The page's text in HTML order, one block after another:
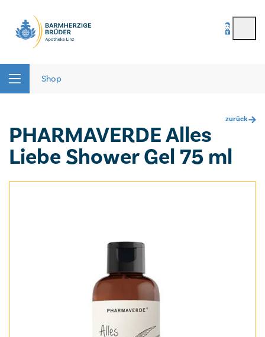
Passwort vergessen
registrieren
Shop
zurück
PHARMAVERDE Alles
Liebe Shower Gel 75 ml